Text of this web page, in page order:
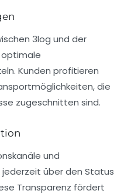
3log und der
Kunden profitieren
die
zugeschnitten sind.
und
über den Status
Transparenz fördert